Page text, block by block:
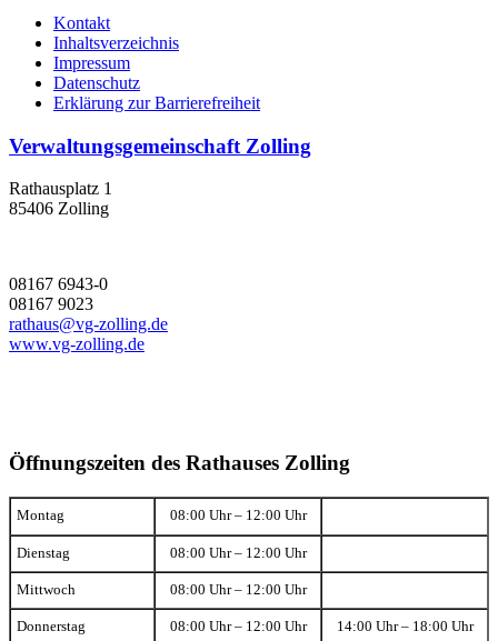
Kontakt
Inhaltsverzeichnis
Impressum
Datenschutz
Erklärung zur Barrierefreiheit
Verwaltungsgemeinschaft Zolling
Rathausplatz 1
85406 Zolling
08167 6943-0
08167 9023
rathaus@vg-zolling.de
www.vg-zolling.de
Öffnungszeiten des Rathauses Zolling
Montag 08:00 Uhr – 12:00 Uhr
Dienstag 08:00 Uhr – 12:00 Uhr
Mittwoch 08:00 Uhr – 12:00 Uhr
Donnerstag 08:00 Uhr – 12:00 Uhr 14:00 Uhr – 18:00 Uhr